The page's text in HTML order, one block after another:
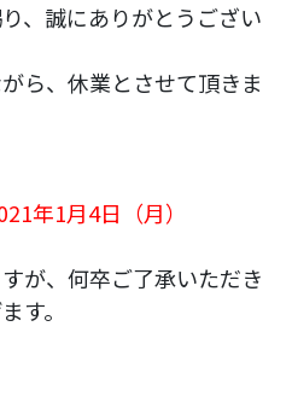
、誠にありがとうござい
ら、休業とさせて頂きま
年1月4日（月）
が、何卒ご了承いただき
す。